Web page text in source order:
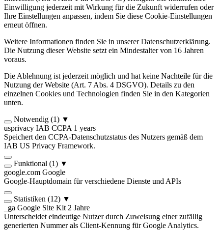
Einwilligung jederzeit mit Wirkung für die Zukunft widerrufen oder
Ihre Einstellungen anpassen, indem Sie diese Cookie-Einstellungen
erneut öffnen.
Weitere Informationen finden Sie in unserer Datenschutzerklärung.
Die Nutzung dieser Website setzt ein Mindestalter von 16 Jahren
voraus.
Die Ablehnung ist jederzeit möglich und hat keine Nachteile für die
Nutzung der Website (Art. 7 Abs. 4 DSGVO). Details zu den
einzelnen Cookies und Technologien finden Sie in den Kategorien
unten.
Notwendig (1) ▼
usprivacy IAB CCPA 1 years
Speichert den CCPA-Datenschutzstatus des Nutzers gemäß dem
IAB US Privacy Framework.
Funktional (1) ▼
google.com Google
Google-Hauptdomain für verschiedene Dienste und APIs
Statistiken (12) ▼
_ga Google Site Kit 2 Jahre
Unterscheidet eindeutige Nutzer durch Zuweisung einer zufällig
generierten Nummer als Client-Kennung für Google Analytics.